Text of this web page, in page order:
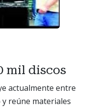
mil discos
actualmente entre
reúne materiales